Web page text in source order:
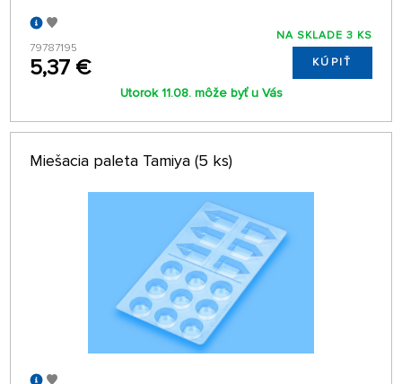
79787195
5,37 €
NA SKLADE 3 KS
KÚPIŤ
Utorok 11.08. môže byť u Vás
Miešacia paleta Tamiya (5 ks)